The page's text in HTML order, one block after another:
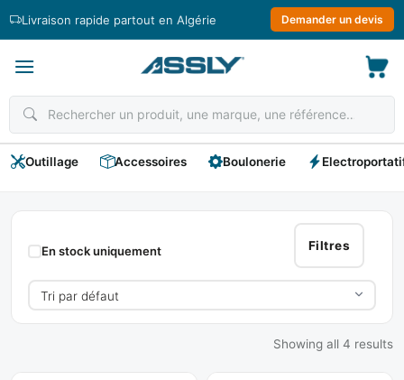
Livraison rapide partout en Algérie Demander un devis
Outillage Accessoires Boulonerie
Outillage
D'Agriculture
Filtres
En stock uniquement
Showing all 4 results